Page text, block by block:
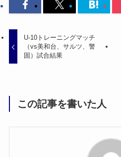
U-10トレーニングマッチ
（vs美和台、サルツ、警
固）試合結果
この記事を書いた人